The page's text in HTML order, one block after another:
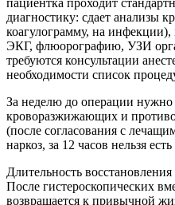
пациентка проходит
диагностику: сдает анализы
коагулограмму, на инфекции),
ЭКГ, флюорографию, УЗИ
требуются консультации
необходимости список
За неделю до операции нужно
кроворазжижающих и
(после согласования с
наркоз, за 12 часов нельзя
Длительность
После гистероскопических
возвращается к привычной